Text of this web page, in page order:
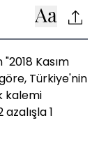
Kasım
Türkiye'nin
kalemi
1